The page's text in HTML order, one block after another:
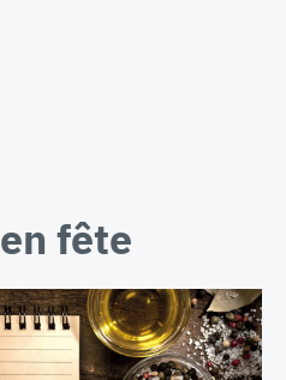
en fête